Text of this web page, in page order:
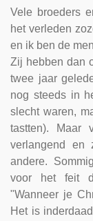
Vele broeders
het verleden
en ik ben de
Zij hebben dan
twee jaar
nog steeds in
slecht waren,
tastten). Maar
verlangend en
andere.
voor het feit
"Wanneer je
Het is